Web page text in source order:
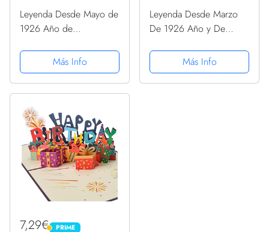
Leyenda Desde Mayo de
1926 Año de
Más Info
Leyenda Desde Marzo
De 1926 Año y De
CamisetaMás Info
7,29€ PRIME
PRIME